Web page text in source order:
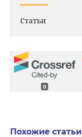
Статьи
0
Похожие статьи